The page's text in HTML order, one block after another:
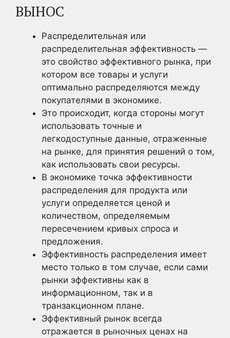
ВЫНОС
Распределительная или
распределительная эффективность —
это свойство эффективного рынка, при
котором все товары и услуги
оптимально распределяются между
покупателями в экономике.
Это происходит, когда стороны могут
использовать точные и
легкодоступные данные, отраженные
на рынке, для принятия решений о том,
как использовать свои ресурсы.
В экономике точка эффективности
распределения для продукта или
услуги определяется ценой и
количеством, определяемым
пересечением кривых спроса и
предложения.
Эффективность распределения имеет
место только в том случае, если сами
рынки эффективны как в
информационном, так и в
транзакционном плане.
Эффективный рынок всегда
отражается в рыночных ценах на